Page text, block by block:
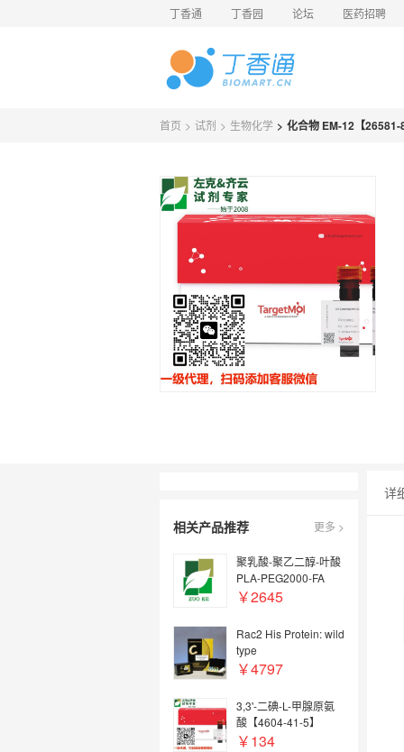
丁香通 丁香园 论坛 医药招聘
首页 > 试剂 > 生物化学 > 化合物 EM-12【26581-
相关产品推荐 更多 >
聚乳酸-聚乙二醇-叶酸
PLA-PEG2000-FA
￥2645
Rac2 His Protein: wild
type
￥4797
3,3'-二碘-L-甲腺原氨
酸【4604-41-5】
￥134
详